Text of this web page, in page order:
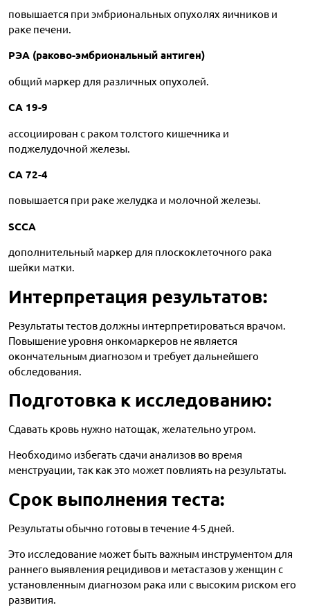
повышается при эмбриональных опухолях яичников и
раке печени.
РЭА (раково-эмбриональный антиген)
общий маркер для различных опухолей.
CA 19-9
ассоциирован с раком толстого кишечника и
поджелудочной железы.
CA 72-4
повышается при раке желудка и молочной железы.
SCCA
дополнительный маркер для плоскоклеточного рака
шейки матки.
Интерпретация результатов:
Результаты тестов должны интерпретироваться врачом.
Повышение уровня онкомаркеров не является
окончательным диагнозом и требует дальнейшего
обследования.
Подготовка к исследованию:
Сдавать кровь нужно натощак, желательно утром.
Необходимо избегать сдачи анализов во время
менструации, так как это может повлиять на результаты.
Срок выполнения теста:
Результаты обычно готовы в течение 4-5 дней.
Это исследование может быть важным инструментом для
раннего выявления рецидивов и метастазов у женщин с
установленным диагнозом рака или с высоким риском его
развития.